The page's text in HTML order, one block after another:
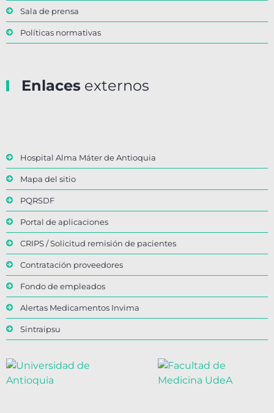
Sala de prensa
Políticas normativas
Enlaces externos
Hospital Alma Máter de Antioquia
Mapa del sitio
PQRSDF
Portal de aplicaciones
CRIPS / Solicitud remisión de pacientes
Contratación proveedores
Fondo de empleados
Alertas Medicamentos Invima
Sintraipsu